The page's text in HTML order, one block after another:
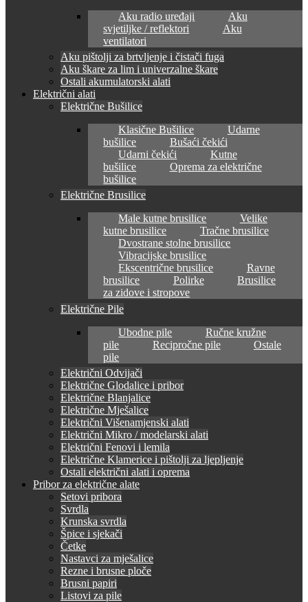
Aku radio uređaji
Aku
svjetiljke / reflektori
Aku
ventilatori
Aku pištolji za brtvljenje i čistači fuga
Aku škare za lim i univerzalne škare
Ostali akumulatorski alati
Električni alati
Električne Bušilice
Klasične Bušilice
Udarne
bušilice
Bušaći čekići
Udarni čekići
Kutne
bušilice
Oprema za električne
bušilice
Električne Brusilice
Male kutne brusilice
Velike
kutne brusilice
Tračne brusilice
Dvostrane stolne brusilice
Vibracijske brusilice
Ekscentrične brusilice
Ravne
brusilice
Polirke
Brusilice
za zidove i stropove
Električne Pile
Ubodne pile
Ručne kružne
pile
Recipročne pile
Ostale
pile
Električni Odvijači
Električne Glodalice i pribor
Električne Blanjalice
Električne Mješalice
Električni Višenamjenski alati
Električni Mikro / modelarski alati
Električni Fenovi i lemila
Električne Klamerice i pištolji za ljepljenje
Ostali električni alati i oprema
Pribor za električne alate
Setovi pribora
Svrdla
Krunska svrdla
Špice i sjekači
Četke
Nastavci za mješalice
Rezne i brusne ploče
Brusni papiri
Listovi za pile